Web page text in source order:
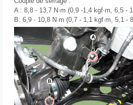
A : 8,8 - 13,7 N·m (0,9 -1,4 kgf·m, 6,5 -
B: 6,9 - 10,8 N·m (0,7 - 1,1 kgf·m, 5,1 -